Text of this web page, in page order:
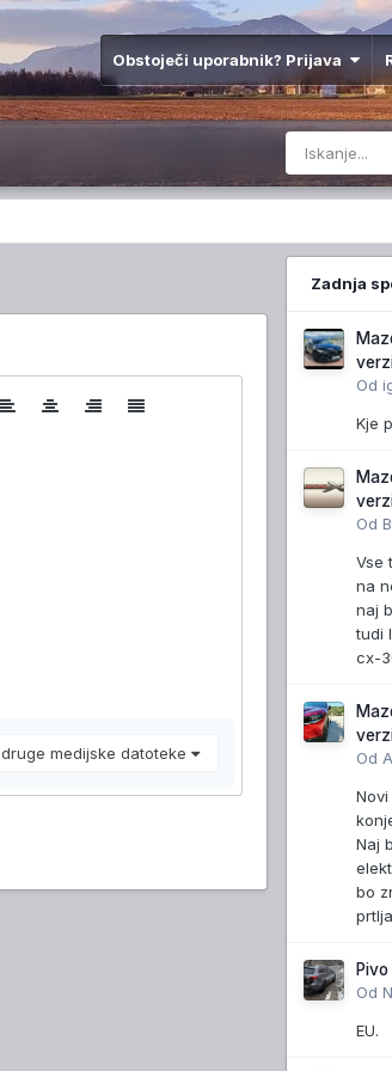
Obstoječi uporabnik? Prijava
druge medijske datoteke
Zadnja
Od
Kje
Od
Vse
na
naj
tudi
cx-
Od
Naj
bo
Od
EU.